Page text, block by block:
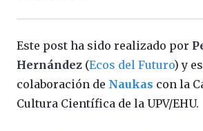
Este post ha sido realizado por
Hernández (Ecos del Futuro) y
colaboración de Naukas con la
Cultura Científica de la UPV/EHU.